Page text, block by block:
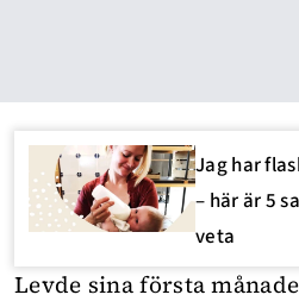
Jag har
– här är 5
veta
Levde sina första